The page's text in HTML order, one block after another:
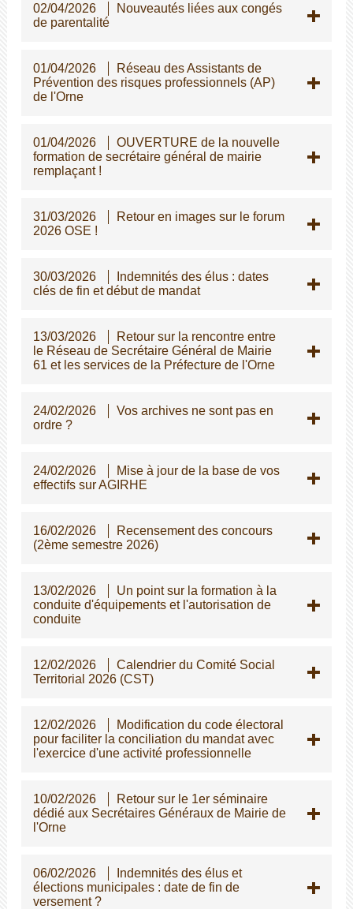
02/04/2026
Nouveautés liées aux congés
de parentalité
01/04/2026
Réseau des Assistants de
Prévention des risques professionnels (AP)
de l'Orne
01/04/2026
OUVERTURE de la nouvelle
formation de secrétaire général de mairie
remplaçant !
31/03/2026
Retour en images sur le forum
2026 OSE !
30/03/2026
Indemnités des élus : dates
clés de fin et début de mandat
13/03/2026
Retour sur la rencontre entre
le Réseau de Secrétaire Général de Mairie
61 et les services de la Préfecture de l'Orne
24/02/2026
Vos archives ne sont pas en
ordre ?
24/02/2026
Mise à jour de la base de vos
effectifs sur AGIRHE
16/02/2026
Recensement des concours
(2ème semestre 2026)
13/02/2026
Un point sur la formation à la
conduite d'équipements et l'autorisation de
conduite
12/02/2026
Calendrier du Comité Social
Territorial 2026 (CST)
12/02/2026
Modification du code électoral
pour faciliter la conciliation du mandat avec
l'exercice d'une activité professionnelle
10/02/2026
Retour sur le 1er séminaire
dédié aux Secrétaires Généraux de Mairie de
l'Orne
06/02/2026
Indemnités des élus et
élections municipales : date de fin de
versement ?